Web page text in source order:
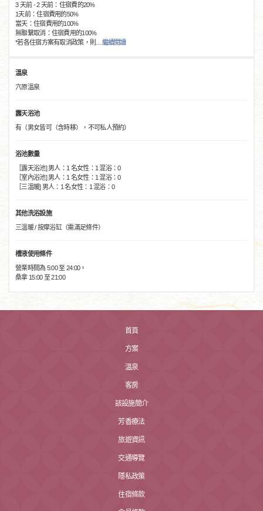
3 天前 - 2 天前：住宿費的20%
1天前：住宿費用的50%
當天：住宿費用的100%
無聯繫取消：住宿費用的100%
*若各住宿方案有取消政策，則
繼續閱讀
溫泉
穴原溫泉
露天浴池
有（男女皆可（含時移），不可私人預約）
浴池數量
［露天浴池] 男人：1 名女性：1 混浴：0
［室內浴池] 男人：1 名女性：1 混浴：0
［三溫暖] 男人：1 名女性：1 混浴：0
其他洗浴設施
三溫暖 / 按摩浴缸（需滿足條件）
槽液使用條件
營業時間為 5:00 至 24:00。
桑拿 15:00 至 21:00
首頁
方案
溫泉
客房
該設施簡介
芳香療法
旅遊資訊
交通導覽
隱私政策
住宿條款